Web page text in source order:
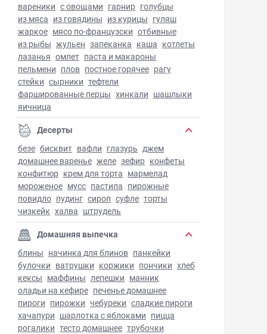
вареники с овощами гарнир голубцы
из мяса из говядины из курицы гуляш
жаркое мясо по-французски отбивные
из рыбы жульен запеканка каша котлеты
лазанья омлет паста и макароны
пельмени плов постное горячее рагу
стейки сырники тефтели
фаршированные перцы хинкали шашлыки
яичница
Десерты
безе бисквит вафли глазурь джем
домашнее варенье желе зефир конфеты
конфитюр крем для торта мармелад
мороженое мусс пастила пирожные
повидло пудинг сироп суфле торты
чизкейк халва штрудель
Домашняя выпечка
блины начинка для блинов панкейки
булочки ватрушки коржики пончики хлеб
кексы маффины лепешки манник
оладьи на кефире печенье домашнее
пироги пирожки чебуреки сладкие пироги
хачапури шарлотка с яблоками пицца
рогалики тесто домашнее трубочки